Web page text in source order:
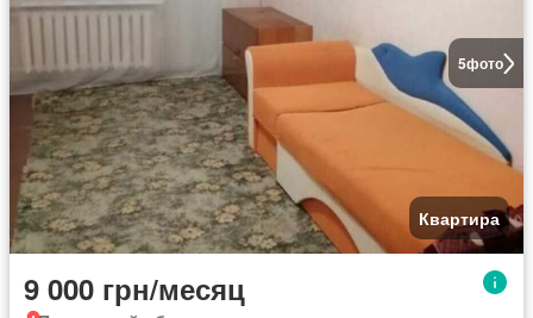
5фото
Квартира
9 000 грн/месяц